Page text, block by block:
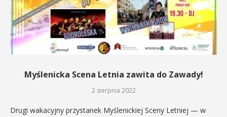
Myślenicka Scena Letnia zawita do Zawady!
2 sierpnia 2022
Drugi wakacyjny przystanek Myślenickiej Sceny Letniej — w